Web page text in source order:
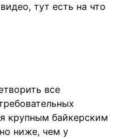
тут есть на что
все
крупным байкерским
ниже, чем у